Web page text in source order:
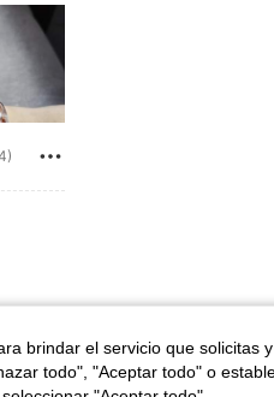
brindar el servicio que solicitas y
todo", "Aceptar todo" o